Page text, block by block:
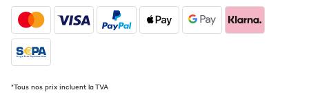
*Tous nos prix incluent la TVA